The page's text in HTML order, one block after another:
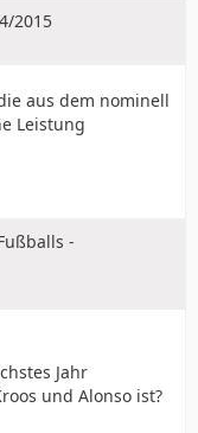
2015
aus dem nominell
Leistung
-
Jahr
und Alonso ist?